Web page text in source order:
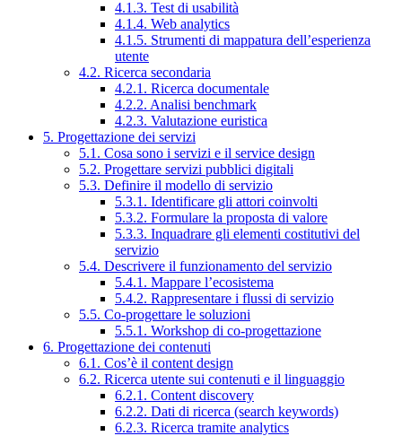
4.1.3. Test di usabilità
4.1.4. Web analytics
4.1.5. Strumenti di mappatura dell’esperienza
utente
4.2. Ricerca secondaria
4.2.1. Ricerca documentale
4.2.2. Analisi benchmark
4.2.3. Valutazione euristica
5. Progettazione dei servizi
5.1. Cosa sono i servizi e il service design
5.2. Progettare servizi pubblici digitali
5.3. Definire il modello di servizio
5.3.1. Identificare gli attori coinvolti
5.3.2. Formulare la proposta di valore
5.3.3. Inquadrare gli elementi costitutivi del
servizio
5.4. Descrivere il funzionamento del servizio
5.4.1. Mappare l’ecosistema
5.4.2. Rappresentare i flussi di servizio
5.5. Co-progettare le soluzioni
5.5.1. Workshop di co-progettazione
6. Progettazione dei contenuti
6.1. Cos’è il content design
6.2. Ricerca utente sui contenuti e il linguaggio
6.2.1. Content discovery
6.2.2. Dati di ricerca (search keywords)
6.2.3. Ricerca tramite analytics